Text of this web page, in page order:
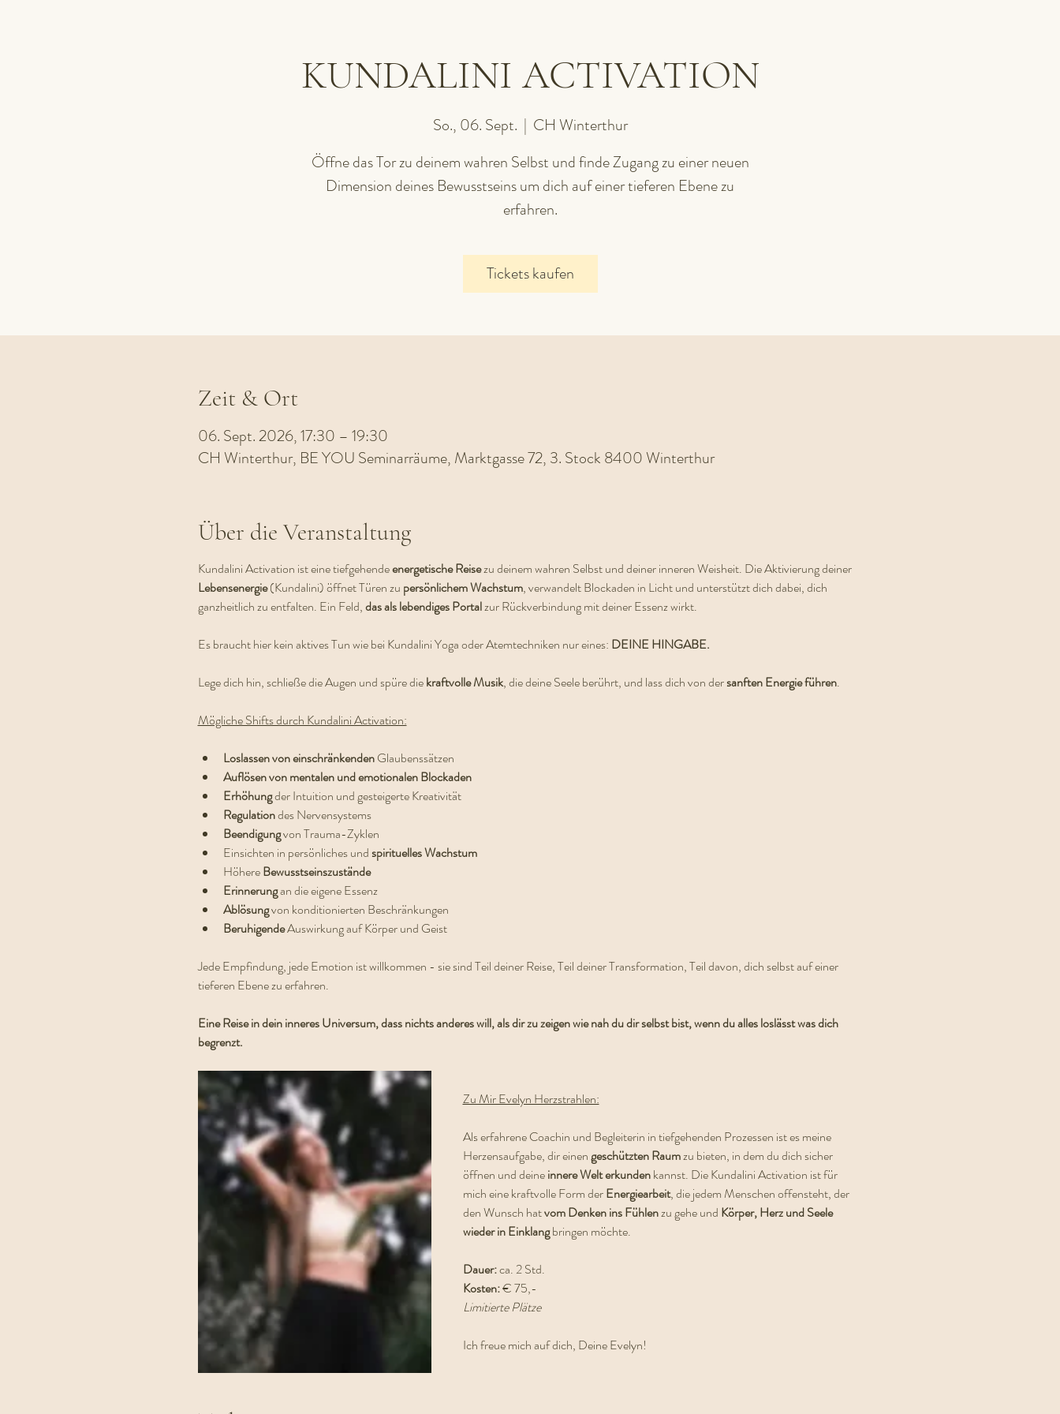
KUNDALINI ACTIVATION
So., 06. Sept.
  |
CH Winterthur
Öffne das Tor zu deinem wahren Selbst und finde Zugang zu einer neuen
Dimension deines Bewusstseins um dich auf einer tieferen Ebene zu
erfahren.
Tickets kaufen
Zeit & Ort
06. Sept. 2026, 17:30 – 19:30
CH Winterthur, BE YOU Seminarräume, Marktgasse 72, 3. Stock 8400 Winterthur
Über die Veranstaltung
Kundalini Activation ist eine tiefgehende energetische Reise zu deinem wahren Selbst und deiner inneren Weisheit. Die Aktivierung deiner
Lebensenergie (Kundalini) öffnet Türen zu persönlichem Wachstum, verwandelt Blockaden in Licht und unterstützt dich dabei, dich
ganzheitlich zu entfalten. Ein Feld, das als lebendiges Portal zur Rückverbindung mit deiner Essenz wirkt.
Es braucht hier kein aktives Tun wie bei Kundalini Yoga oder Atemtechniken nur eines: DEINE HINGABE.
Lege dich hin, schließe die Augen und spüre die kraftvolle Musik, die deine Seele berührt, und lass dich von der sanften Energie führen.
Mögliche Shifts durch Kundalini Activation:
Loslassen von einschränkenden Glaubenssätzen
Auflösen von mentalen und emotionalen Blockaden
Erhöhung der Intuition und gesteigerte Kreativität
Regulation des Nervensystems
Beendigung von Trauma-Zyklen
Einsichten in persönliches und spirituelles Wachstum
Höhere Bewusstseinszustände
Erinnerung an die eigene Essenz
Ablösung von konditionierten Beschränkungen
Beruhigende Auswirkung auf Körper und Geist
Jede Empfindung, jede Emotion ist willkommen - sie sind Teil deiner Reise, Teil deiner Transformation, Teil davon, dich selbst auf einer
tieferen Ebene zu erfahren.
Eine Reise in dein inneres Universum, dass nichts anderes will, als dir zu zeigen wie nah du dir selbst bist, wenn du alles loslässt was dich
begrenzt.
Zu Mir Evelyn Herzstrahlen:
Als erfahrene Coachin und Begleiterin in tiefgehenden Prozessen ist es meine
Herzensaufgabe, dir einen geschützten Raum zu bieten, in dem du dich sicher
öffnen und deine innere Welt erkunden kannst. Die Kundalini Activation ist für
mich eine kraftvolle Form der Energiearbeit, die jedem Menschen offensteht, der
den Wunsch hat vom Denken ins Fühlen zu gehe und Körper, Herz und Seele
wieder in Einklang bringen möchte.
Dauer: ca. 2 Std.
Kosten: € 75,-
Limitierte Plätze
Ich freue mich auf dich, Deine Evelyn!